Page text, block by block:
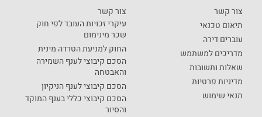
צור קשר
תיאום טכנאי
עוברים דירה
מדריכים למשתמש
שאלות ותשובות
מדיניות פרטיות
תנאי שימוש
צור קשר
עיקרי זכויות העובד לפי חוק
שכר מינימום
החוק למניעת הטרדה מינית
הסכם קיבוצי לענף השמירה
והאבטחה
הסכם קיבוצי לענף הניקיון
הסכם קיבוצי כללי בענף המוקד
והסיור